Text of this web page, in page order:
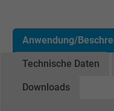
Anwendung/
Technische Daten
Downloads